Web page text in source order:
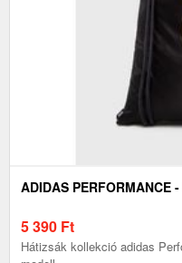
ADIDAS PERFORMANCE
5 390 Ft
Hátizsák kollekció adidas